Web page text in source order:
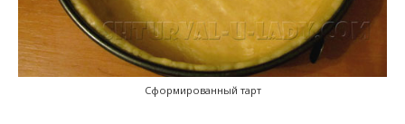
Сформированный тарт